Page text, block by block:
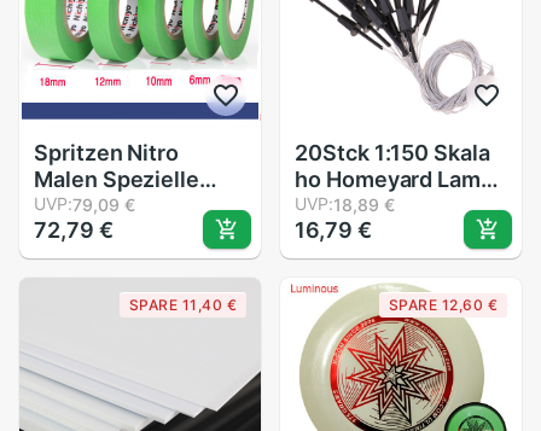
Spritzen Nitro
Malen Spezielle
Maskierung Band
Modell Spezielle
Maskierung Band 2-
Malerei Werkzeuge
UVP:79,09 €
72,79 €
20Stck 1:150 Skala
ho Homeyard Lampe
Lichter für Park
Garten Mini
Landschaft
UVP:18,89 €
16,79 €
SPARE 11,40 € SPARE 12,60 €